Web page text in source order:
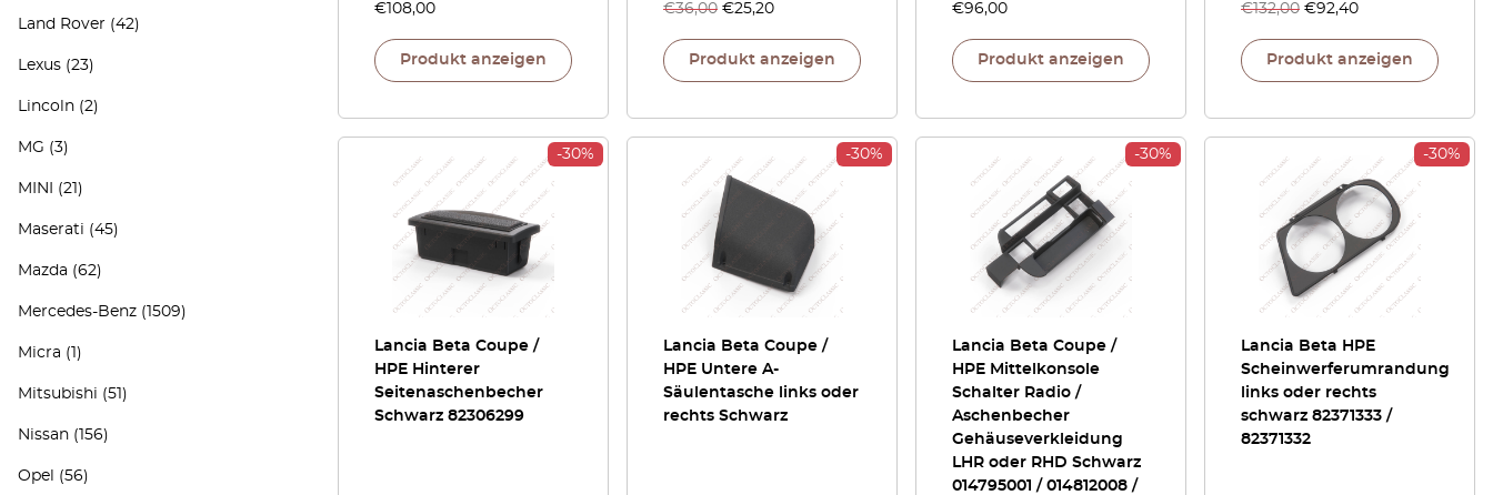
Land Rover (42)
Lexus (23)
Lincoln (2)
MG (3)
MINI (21)
Maserati (45)
Mazda (62)
Mercedes-Benz (1509)
Micra (1)
Mitsubishi (51)
Nissan (156)
Opel (56)
€ 108,00
Produkt anzeigen
€36,00 €25,20
Produkt anzeigen
€96,00
Produkt anzeigen
€132,00 €92,40
Produkt anzeigen
-30%
Lancia Beta Coupe /
HPE Hinterer
Seitenaschenbecher
Schwarz 82306299
-30%
Lancia Beta Coupe /
HPE Untere A-
Säulentasche links oder
rechts Schwarz
-30%
Lancia Beta Coupe /
HPE Mittelkonsole
Schalter Radio /
Aschenbecher
Gehäuseverkleidung
LHR oder RHD Schwarz
014795001 / 014812008 /
-30%
Lancia Beta HPE
Scheinwerferumrandung
links oder rechts
schwarz 82371333 /
82371332